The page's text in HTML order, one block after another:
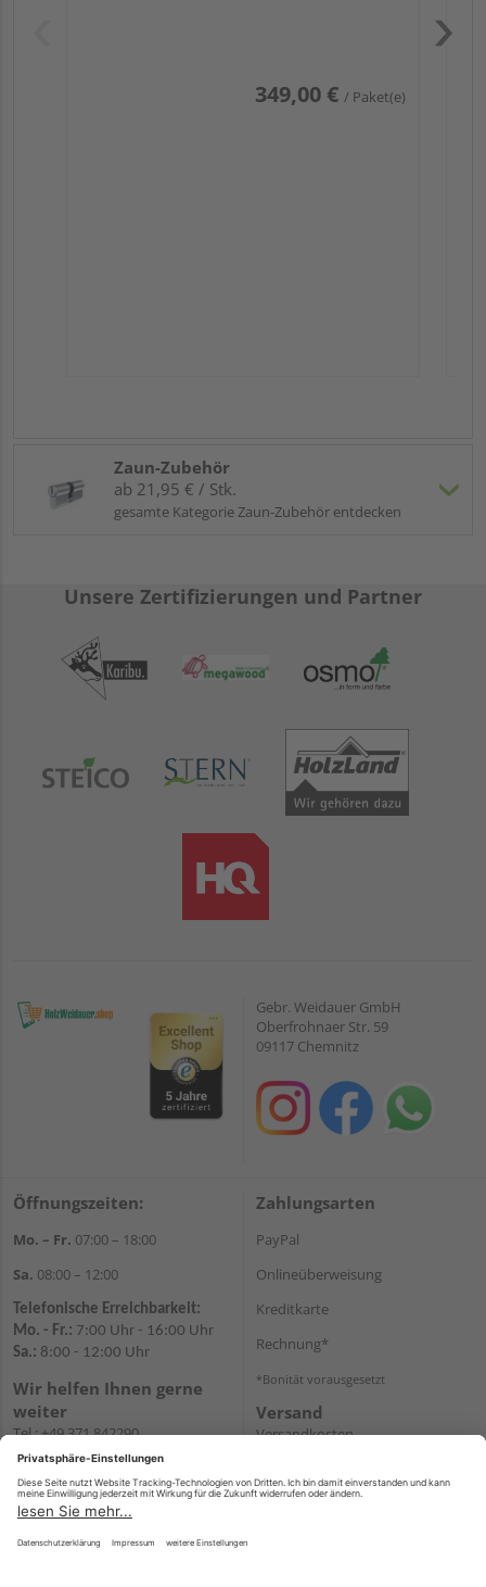
349,00 € / Paket(e)
Zaun-Zubehör
ab 21,95 € / Stk.
gesamte Kategorie Zaun-Zubehör entdecken
Unsere Zertifizierungen und Partner
Gebr. Weidauer GmbH
Oberfrohnaer Str. 59
09117 Chemnitz
Öffnungszeiten:
Mo. – Fr. 07:00 – 18:00
Sa. 08:00 – 12:00
Telefonische Erreichbarkeit:
Mo. - Fr.: 7:00 Uhr - 16:00 Uhr
Sa.: 8:00 - 12:00 Uhr
Wir helfen Ihnen gerne
weiter
Tel.:+49 371 842290
E-
WhatsApp
Zahlungsarten
PayPal
Onlineüberweisung
Kreditkarte
Rechnung*
*Bonität vorausgesetzt
Versand
Versandkosten